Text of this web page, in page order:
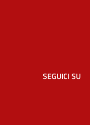
SEGUICI SU